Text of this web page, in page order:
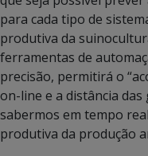
para cada tipo de
produtiva da
ferramentas de
precisão, permitirá o
on-line e a distância das
sabermos em tempo
produtiva da produção